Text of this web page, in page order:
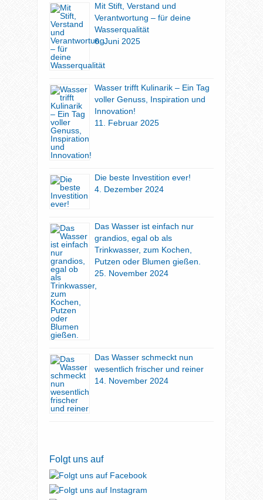
Mit Stift, Verstand und
Verantwortung – für deine
Wasserqualität
6. Juni 2025
Wasser trifft Kulinarik – Ein Tag
voller Genuss, Inspiration und
Innovation!
11. Februar 2025
Die beste Investition ever!
4. Dezember 2024
Das Wasser ist einfach nur
grandios, egal ob als
Trinkwasser, zum Kochen,
Putzen oder Blumen gießen.
25. November 2024
Das Wasser schmeckt nun
wesentlich frischer und reiner
14. November 2024
Folgt uns auf